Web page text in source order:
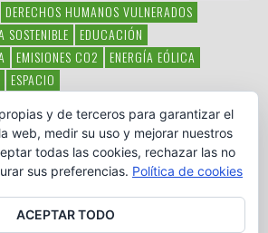
DERECHOS HUMANOS VULNERADOS
SOSTENIBLE
EDUCACIÓN
EMISIONES CO2
ENERGÍA EÓLICA
ESPACIO
MEDIO AMBIENTE
MÉXICO
ONGS PAZ POBREZA POESÍA
POLITICA
RSE
SOBERANÍA ALIMENTARIA
TECNOLOGÍA VERTIDO PETROLEO
y de terceros para garantizar el
web, medir su uso y mejorar nuestros
todas las cookies, rechazar las no
sus preferencias. Política de cookies
ACEPTAR TODO